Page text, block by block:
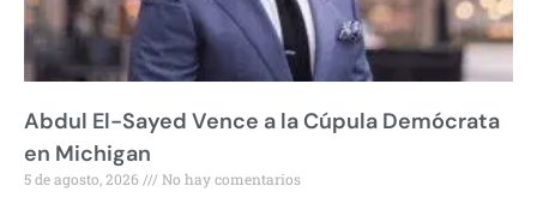
Abdul El-Sayed Vence a la Cúpula Demócrata
en Michigan
5 de agosto, 2026 No hay comentarios